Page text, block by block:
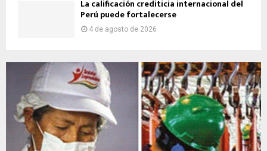
La calificación crediticia internacional del
Perú puede fortalecerse
4 de agosto de 2026